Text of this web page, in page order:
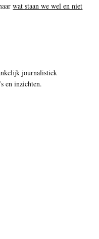
wat staan we wel en niet
journalistiek
en inzichten.